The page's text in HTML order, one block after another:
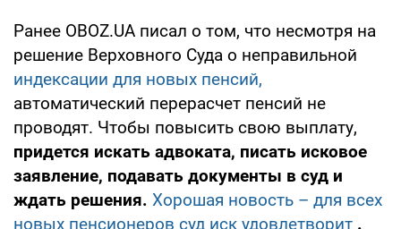
Ранее OBOZ.UA писал о том, что несмотря на
решение Верховного Суда о неправильной
индексации для новых пенсий,
автоматический перерасчет пенсий не
проводят. Чтобы повысить свою выплату,
придется искать адвоката, писать исковое
заявление, подавать документы в суд и
ждать решения. Хорошая новость – для всех
новых пенсионеров суд иск удовлетворит .